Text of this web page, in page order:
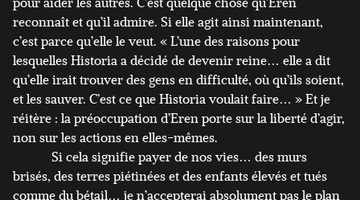
reconnaît et qu’il admire. Si elle agit ainsi maintenant,
c’est parce qu’elle le veut. « L’une des raisons pour
lesquelles Historia a décidé de devenir reine… elle a dit
qu’elle irait trouver des gens en difficulté, où qu’ils soient,
et les sauver. C’est ce que Historia voulait faire… » Et je
réitère : la préoccupation d’Eren porte sur la liberté d’agir,
non sur les actions en elles-mêmes.
Si cela signifie payer de nos vies… des murs
brisés, des terres piétinées et des enfants élevés et tués
comme du bétail… je n’accepterai absolument pas le plan